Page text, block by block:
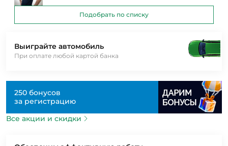
Выиграйте автомобиль
При оплате любой картой банка
250 бонусов
за регистрацию
Все акции и скидки
Подобрать по списку